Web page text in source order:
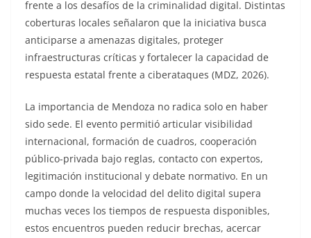
frente a los desafíos de la criminalidad digital. Distintas
coberturas locales señalaron que la iniciativa busca
anticiparse a amenazas digitales, proteger
infraestructuras críticas y fortalecer la capacidad de
respuesta estatal frente a ciberataques (MDZ, 2026).
La importancia de Mendoza no radica solo en haber
sido sede. El evento permitió articular visibilidad
internacional, formación de cuadros, cooperación
público-privada bajo reglas, contacto con expertos,
legitimación institucional y debate normativo. En un
campo donde la velocidad del delito digital supera
muchas veces los tiempos de respuesta disponibles,
estos encuentros pueden reducir brechas, acercar